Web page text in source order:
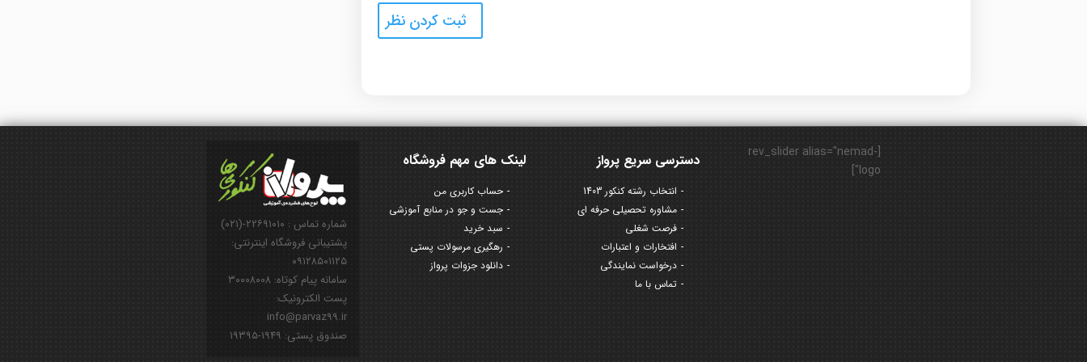
شماره تماس : ۲۲۶۹۱۰۱۰-(۰۲۱)
پشتیبانی فروشگاه اینترنتی:
۰۹۱۲۸۵۰۱۱۲۵
سامانه پیام کوتاه: ۳۰۰۰۸۰۰۸
پست الکترونیک:
info@parvaz99.ir
صندوق پستی: ۱۹۴۹-۱۹۳۹۵
لینک های مهم فروشگاه
حساب کاربری من
جست و جو در منابع آموزشی
سبد خرید
رهگیری مرسولات پستی
دانلود جزوات پرواز
دسترسی سریع پرواز
انتخاب رشته کنکور 1403
مشاوره تحصیلی حرفه ای
فرصت شغلی
افتخارات و اعتبارات
درخواست نمایندگی
تماس با ما
[rev_slider alias="nemad-
logo"]